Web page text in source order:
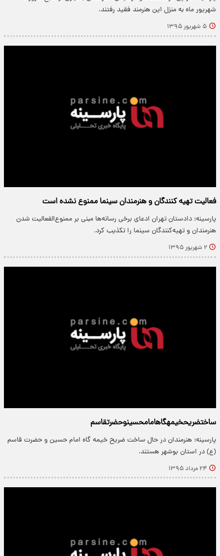
شهریور ماه به منزل این هنرمند فقید رفتند.
۵ شهریور ۱۳۹۵
فعالیت تهیه کنندگان و هنرمندان سینما ممنوع نشده است
پارسینه: دادستان تهران ادعای برخی رسانه‌ها مبنی بر ممنوع‌الفعالیت شدن
هنرمندان و تهیه‌کنندگان سینما را تکذیب کرد.
۲ شهریور ۱۳۹۵
ساخت‎ضریح‎خیمه‎گاه‎امام‎حسین‎وحضرت‎قاسم‌
پارسینه: هنرمندان در حال ساخت ضریح خیمه گاه امام حسین و حضرت قاسم
(ع) در استان بوشهر هستند.
۲۴ مرداد ۱۳۹۵